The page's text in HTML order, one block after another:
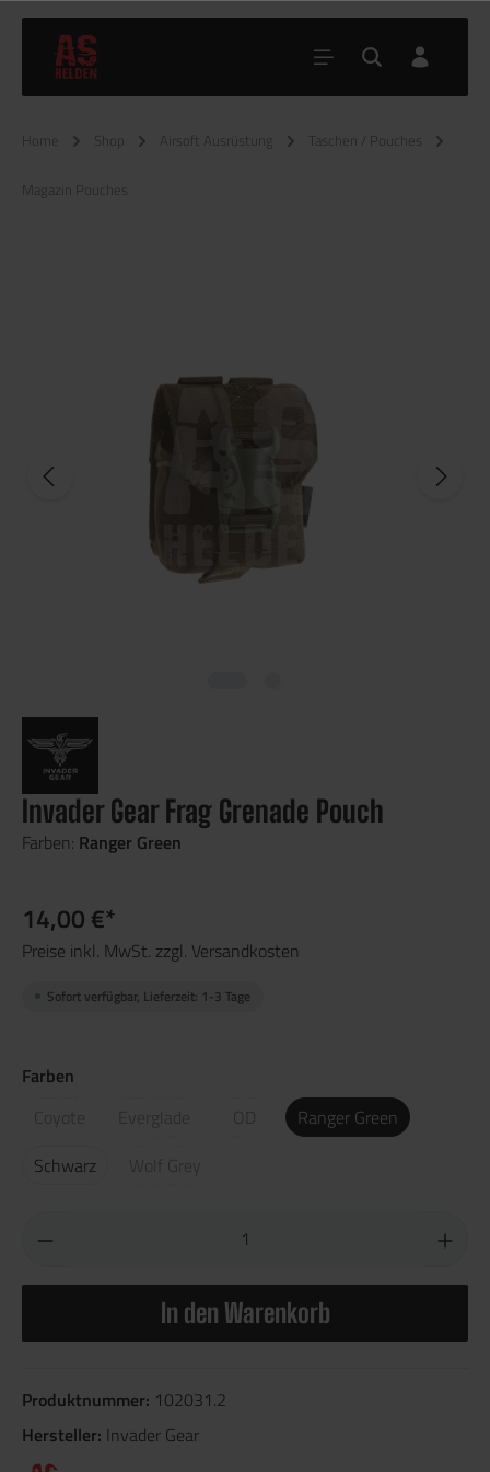
Home Shop Airsoft Ausrüstung Taschen / Pouches
Magazin Pouches
Invader Gear Frag Grenade Pouch
Farben: Ranger Green
14,00 €*
Preise inkl. MwSt. zzgl. Versandkosten
Sofort verfügbar, Lieferzeit: 1-3 Tage
Farben
Coyote
OD
Ranger Green
Schwarz
Wolf Grey
In den Warenkorb
Produktnummer: 102031.2
Hersteller: Invader Gear